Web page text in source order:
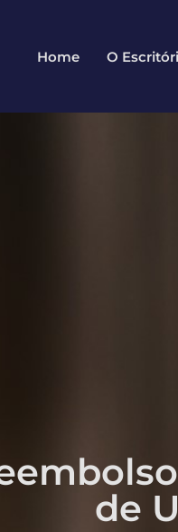
Home O
de